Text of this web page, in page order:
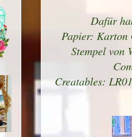
Dafür
Papier: Karton
Stempel von
Creatables: